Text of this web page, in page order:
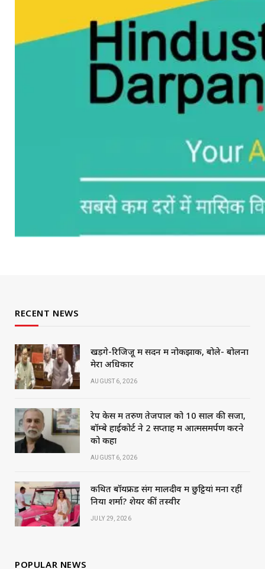
RECENT NEWS
खड़गे-रिजिजू में सदन में नोकझोंक, बोले- बोलना
मेरा अधिकार
AUGUST 6, 2026
रेप केस में तरुण तेजपाल को 10 साल की सजा,
बॉम्बे हाईकोर्ट ने 2 सप्ताह में आत्मसमर्पण करने
को कहा
AUGUST 6, 2026
कथित बॉयफ्रेंड संग मालदीव में छुट्टियां मना रहीं
निया शर्मा? शेयर कीं तस्वीरें
JULY 29, 2026
POPULAR NEWS